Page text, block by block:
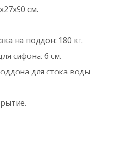
см.
на поддон: 180 кг.
сифона: 6 см.
для стока воды.